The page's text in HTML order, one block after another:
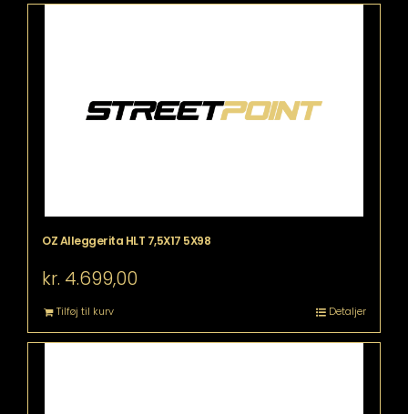
OZ Alleggerita HLT 7,5X17 5X98
kr. 4.699,00
Tilføj til kurv Detaljer